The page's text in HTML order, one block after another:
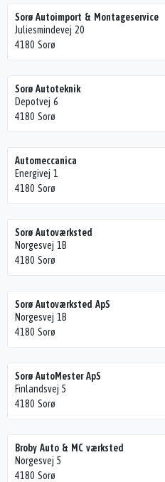
Sorø Autoimport & Montageservice
Juliesmindevej 20
4180 Sorø
Sorø Autoteknik
Depotvej 6
4180 Sorø
Automeccanica
Energivej 1
4180 Sorø
Sorø Autoværksted
Norgesvej 1B
4180 Sorø
Sorø Autoværksted ApS
Norgesvej 1B
4180 Sorø
Sorø AutoMester ApS
Finlandsvej 5
4180 Sorø
Broby Auto & MC værksted
Norgesvej 5
4180 Sorø